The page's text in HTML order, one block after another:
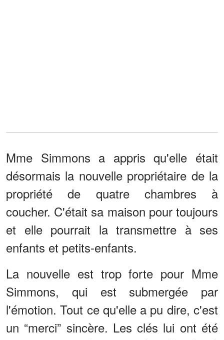
Mme Simmons a appris qu'elle était
désormais la nouvelle propriétaire de la
propriété de quatre chambres à
coucher. C'était sa maison pour toujours
et elle pourrait la transmettre à ses
enfants et petits-enfants.
La nouvelle est trop forte pour Mme
Simmons, qui est submergée par
l'émotion. Tout ce qu'elle a pu dire, c'est
un “merci” sincère. Les clés lui ont été